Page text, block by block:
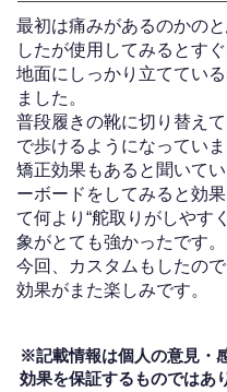
最初は痛みがあるのかの
したが使用してみるとす
地面にしっかり立ててい
ました。
普段履きの靴に切り替え
で歩けるようになっていま
矯正効果もあると聞いて
ーボードをしてみると効
て何より“舵取りがしやす
象がとても強かったです。
今回、カスタムもしたの
効果がまた楽しみです。
※記載情報は個人の意見・
効果を保証するものではあ